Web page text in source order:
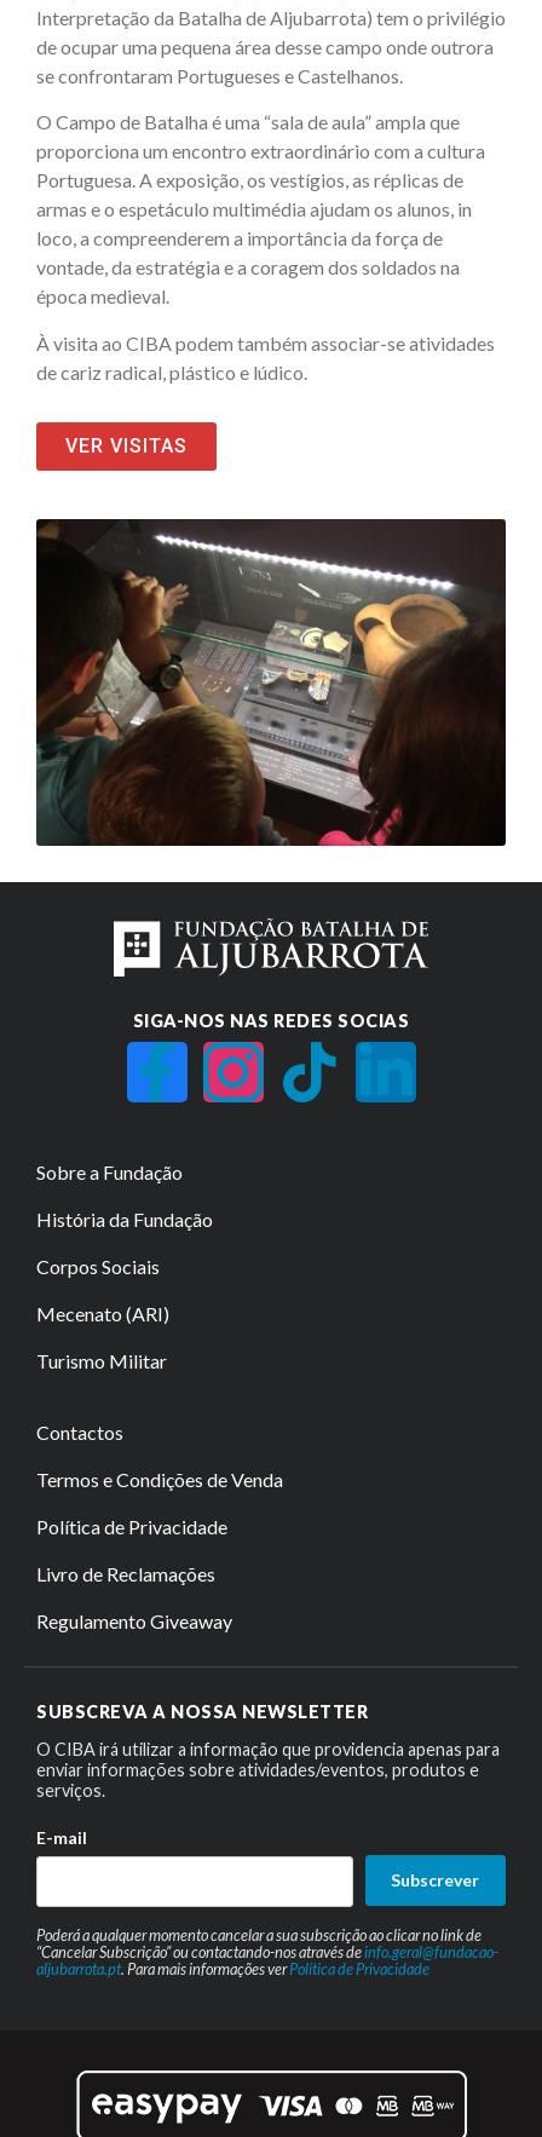
Interpretação da Batalha de Aljubarrota) tem o privilégio
de ocupar uma pequena área desse campo onde outrora
se confrontaram Portugueses e Castelhanos.
O Campo de Batalha é uma “sala de aula” ampla que
proporciona um encontro extraordinário com a cultura
Portuguesa. A exposição, os vestígios, as réplicas de
armas e o espetáculo multimédia ajudam os alunos, in
loco, a compreenderem a importância da força de
vontade, da estratégia e a coragem dos soldados na
época medieval.
À visita ao CIBA podem também associar-se atividades
de cariz radical, plástico e lúdico.
VER VISITAS
SIGA-NOS NAS REDES SOCIAS
Sobre a Fundação
História da Fundação
Corpos Sociais
Mecenato (ARI)
Turismo Militar
Contactos
Termos e Condições de Venda
Política de Privacidade
Livro de Reclamações
Regulamento Giveaway
SUBSCREVA A NOSSA NEWSLETTER
O CIBA irá utilizar a informação que providencia apenas para
enviar informações sobre atividades/eventos, produtos e
serviços.
E-mail
Subscrever
Poderá a qualquer momento cancelar a sua subscrição ao clicar no link de
“Cancelar Subscrição” ou contactando-nos através deinfo.geral@fundacao-
aljubarrota.pt. Para mais informações verPolítica de Privacidade